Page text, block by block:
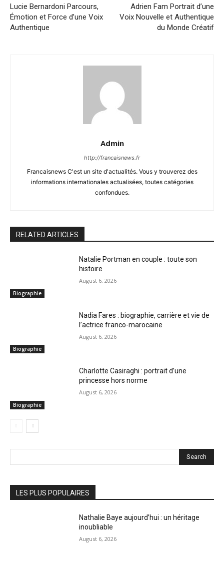
Lucie Bernardoni Parcours,
Émotion et Force d’une Voix
Authentique
Adrien Fam Portrait d’une
Voix Nouvelle et Authentique
du Monde Créatif
Admin
http://francaisnews.fr
Francaisnews C'est un site d'actualités. Vous y trouverez des
informations internationales actualisées, toutes catégories
confondues.
RELATED ARTICLES
Biographie
Natalie Portman en couple : toute son
histoire
August 6, 2026
Biographie
Nadia Fares : biographie, carrière et vie de
l’actrice franco-marocaine
August 6, 2026
Biographie
Charlotte Casiraghi : portrait d’une
princesse hors norme
August 6, 2026
Search
LES PLUS POPULAIRES
Nathalie Baye aujourd’hui : un héritage
inoubliable
August 6, 2026